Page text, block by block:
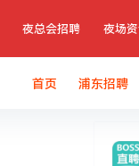
夜总会招聘 夜场
首页 浦东招聘